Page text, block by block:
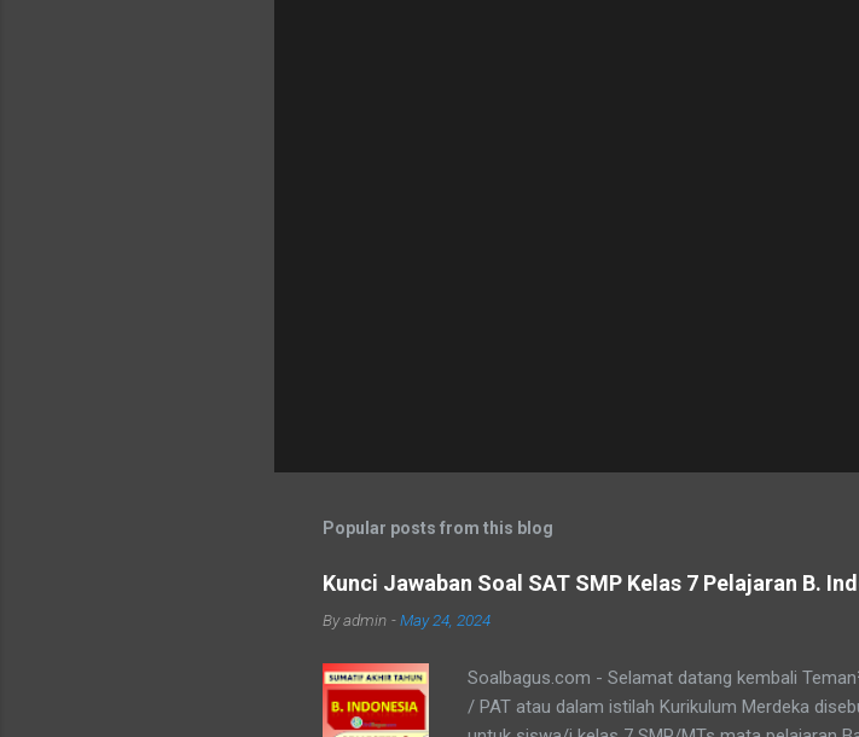
Popular posts from this blog
Kunci Jawaban Soal SAT SMP Kelas 7 Pelajaran B.
Byadmin -May 24, 2024
Soalbagus.com - Selamat datang kembali
/ PAT atau dalam istilah Kurikulum Merdeka